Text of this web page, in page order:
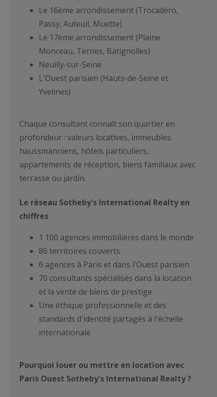
Le 16ème arrondissement (Trocadéro,
Passy, Auteuil, Muette)
Le 17ème arrondissement (Plaine
Monceau, Ternes, Batignolles)
Neuilly-sur-Seine
L'Ouest parisien (Hauts-de-Seine et
Yvelines)
Chaque consultant connaît son quartier en
profondeur : valeurs locatives, immeubles
haussmanniens, hôtels particuliers,
appartements de réception, biens familiaux avec
terrasse ou jardin.
Le réseau Sotheby's International Realty en
chiffres
1 100 agences immobilières dans le monde
86 territoires couverts
6 agences à Paris et dans l'Ouest parisien
70 consultants spécialisés dans la location
et la vente de biens de prestige
Une éthique professionnelle et des
standards d'identité partagés à l'échelle
internationale
Pourquoi louer ou mettre en location avec
Paris Ouest Sotheby's International Realty ?